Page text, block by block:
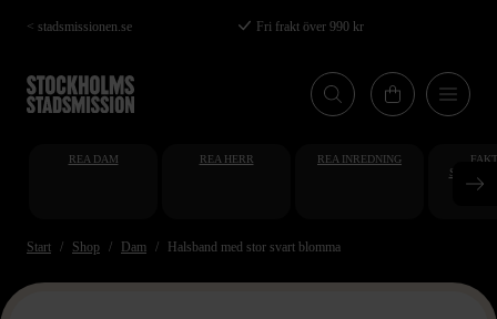
Hoppa
till
huvudinnehåll
< stadsmissionen.se Fri frakt över 990 kr
REA DAM REA HERR REA INREDNING
Start Shop Dam Halsband med stor svart blomma